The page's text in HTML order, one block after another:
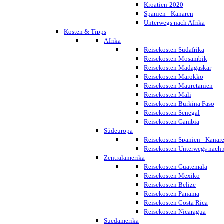
Kroatien-2020
Spanien - Kanaren
Unterwegs nach Afrika
Kosten & Tipps
Afrika
Reisekosten Südafrika
Reisekosten Mosambik
Reisekosten Madagaskar
Reisekosten Marokko
Reisekosten Mauretanien
Reisekosten Mali
Reisekosten Burkina Faso
Reisekosten Senegal
Reisekosten Gambia
Südeuropa
Reisekosten Spanien -
Reisekosten Unterwegs nach
Zentralamerika
Reisekosten Guatemala
Reisekosten Mexiko
Reisekosten Belize
Reisekosten Panama
Reisekosten Costa Rica
Reisekosten Nicaragua
Suedamerika